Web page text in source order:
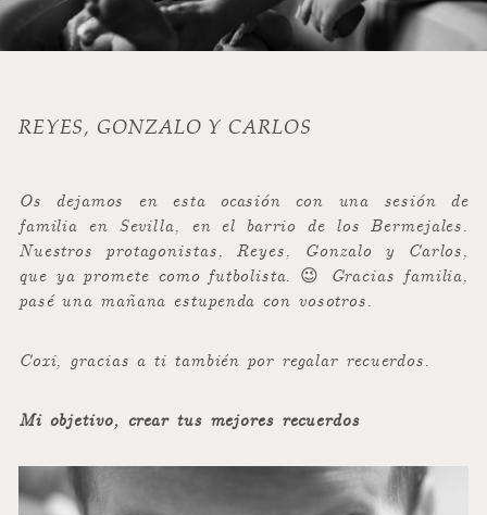
Mascotas
Comuniones
Regala Fotografía
SOBRE MANUFRÍAS
REYES, GONZALO Y CARLOS
Os dejamos en esta ocasión con una sesión de
familia en Sevilla, en el barrio de los Bermejales.
Nuestros protagonistas, Reyes, Gonzalo y Carlos,
que ya promete como futbolista. 😉 Gracias familia,
pasé una mañana estupenda con vosotros.
Coxi, gracias a ti también por regalar recuerdos.
Mi objetivo, crear tus mejores recuerdos